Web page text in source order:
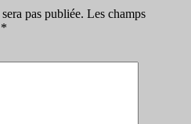
pas publiée. Les champs
*